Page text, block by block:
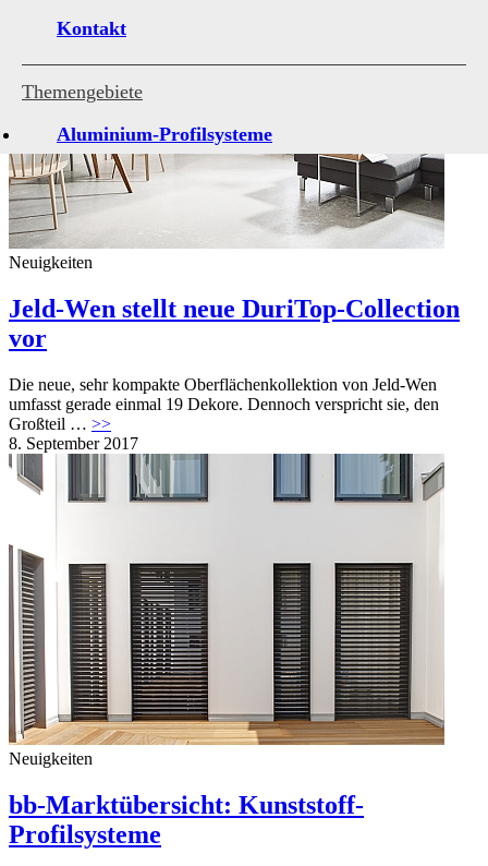
Kontakt
Themengebiete
Aluminium-Profilsysteme
Antriebe und Steuerungen
Architekturverglasungen
Beschläge für Fenster und Türen
Holzfenster-Hersteller
Kleben, Dichten, Montieren
Kunststofffenster-Hersteller
Kunststoff-Profilsysteme
Marktübersichten
Maschinen zur Holzfensterfertigung
Messen und Veranstaltungen
Software für den Einsatz im Fensterbau und -
Sonnen- und Sichtschutzsysteme
Abonnement
Service
Archiv für Abonnenten
Neuigkeiten
Jeld-Wen stellt neue DuriTop-Collection
vor
Die neue, sehr kompakte Oberflächenkollektion von Jeld-Wen
umfasst gerade einmal 19 Dekore. Dennoch verspricht sie, den
Großteil … >>
8. September 2017
Neuigkeiten
bb-Marktübersicht: Kunststoff-
Profilsysteme